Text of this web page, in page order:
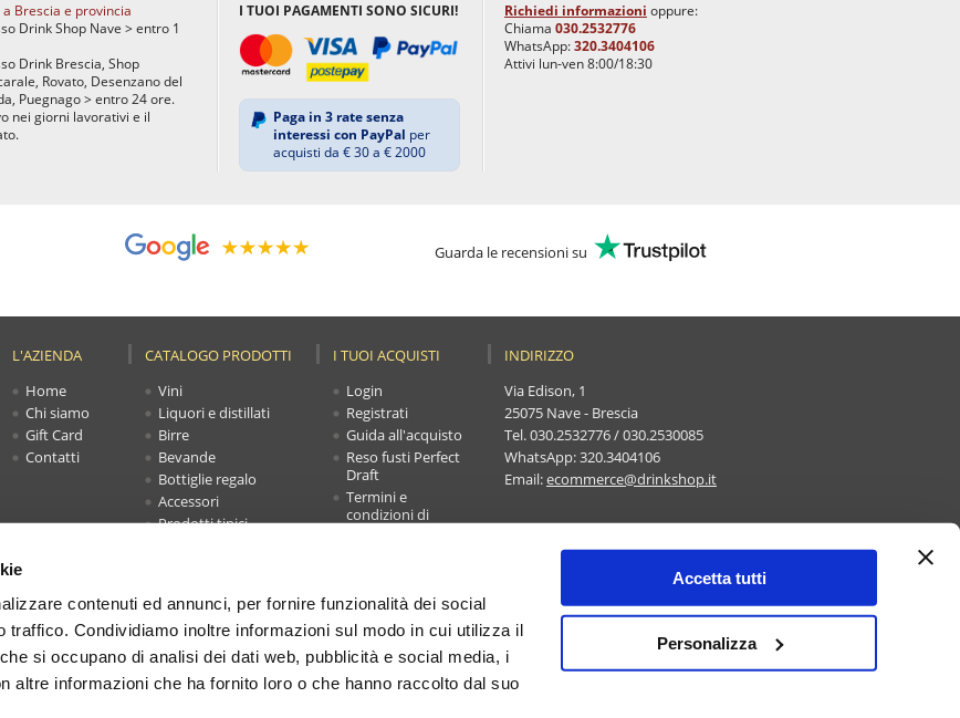
contenuti ed annunci, per fornire funzionalità dei social
traffico. Condividiamo inoltre informazioni sul modo in cui utilizza il
si occupano di analisi dei dati web, pubblicità e social media, i
altre informazioni che ha fornito loro o che hanno raccolto dal suo
Accetta tutti
Personalizza
a Brescia e provincia
Drink Shop Nave > entro 1
Drink Brescia, Shop
Rovato, Desenzano del
Puegnago > entro 24 ore.
nei giorni lavorativi e il
I TUOI PAGAMENTI SONO SICURI!
Paga in 3 rate senza
interessi con PayPal per
acquisti da € 30 a € 2000
Richiedi informazioni oppure:
Chiama 030.2532776
WhatsApp:320.3404106
Attivi lun-ven 8:00/18:30
Guarda le recensioni su
L'AZIENDA
Home
Chi siamo
Gift Card
Contatti
CATALOGO PRODOTTI
Vini
Liquori e distillati
Birre
Bevande
Bottiglie regalo
Accessori
Prodotti tipici
I TUOI ACQUISTI
Login
Registrati
Guida all'acquisto
Reso fusti Perfect
Draft
Termini e
condizioni di
INDIRIZZO
Via Edison, 1
25075 Nave - Brescia
Tel.030.2532776/030.2530085
WhatsApp:320.3404106
Email:ecommerce@drinkshop.it
DRINKSHOPby Fusari S.r.l.
- N. REA BS 333995 – Cap. Soc. € 600.000,00 i.v. |Cookies |Privacy policy